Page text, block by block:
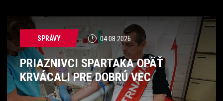
SPRÁVY 04.08.2026
PRIAZNIVCI SPARTAKA OPÄŤ
KRVÁCALI PRE DOBRÚ VEC